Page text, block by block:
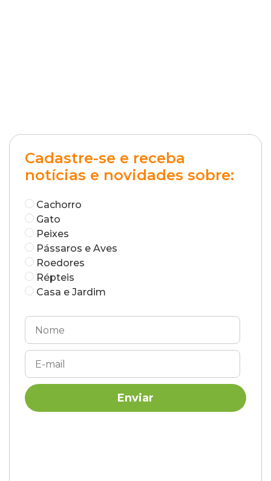
Cadastre-se e receba
notícias e novidades sobre:
Cachorro
Gato
Peixes
Pássaros e Aves
Roedores
Répteis
Casa e Jardim